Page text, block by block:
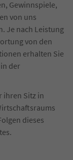
Gewinnspiele,
von uns
Je nach Leistung
von den
erhalten Sie
der
ihren Sitz in
dieses